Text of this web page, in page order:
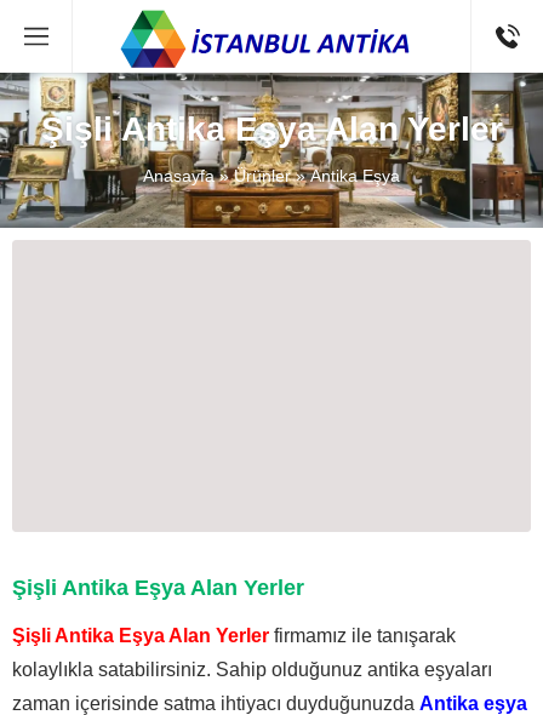
Şişli Antika Eşya Alan Yerler
Anasayfa»Ürünler»Antika Eşya
Şişli Antika Eşya Alan Yerler
Şişli Antika Eşya Alan Yerler firmamız ile tanışarak
kolaylıkla satabilirsiniz. Sahip olduğunuz antika eşyaları
zaman içerisinde satma ihtiyacı duyduğunuzda Antika eşya